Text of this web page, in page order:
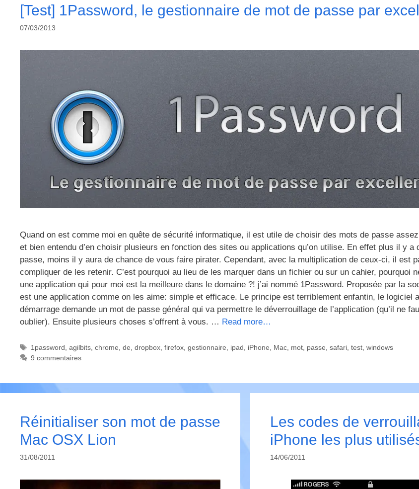
[Test] 1Password, le gestionnaire de mot de passe par
07/03/2013
Quand on est comme moi en quête de sécurité informatique, il est utile de choisir des mots de passe
et bien entendu d’en choisir plusieurs en fonction des sites ou applications qu’on utilise. En effet plus il y a
passe, moins il y aura de chance de vous faire pirater. Cependant, avec la multiplication de ceux-ci, il est
compliquer de les retenir. C’est pourquoi au lieu de les marquer dans un fichier ou sur un cahier, pourquoi
une application qui pour moi est la meilleure dans le domaine ?! j’ai nommé 1Password. Proposée par la
est une application comme on les aime: simple et efficace. Le principe est terriblement enfantin, le logiciel
démarrage demande un mot de passe général qui va permettre le déverrouillage de l’application (qu’il ne
oublier). Ensuite plusieurs choses s’offrent à vous. … Read more…
Étiquettes
1password agilbits, chrome de dropbox, firefox, gestionnaire ipad iPhone Mac, mot, passe safari, test, windows
9 commentaires
Réinitialiser son mot de passe
Mac OSX Lion
31/08/2011
Les codes de
iPhone les plus
14/06/2011